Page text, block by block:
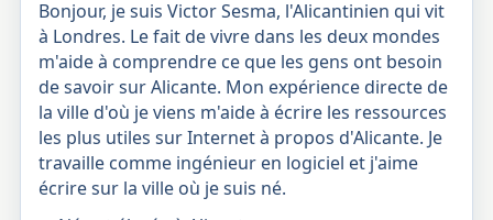
Bonjour, je suis Victor Sesma, l'Alicantinien qui vit
à Londres. Le fait de vivre dans les deux mondes
m'aide à comprendre ce que les gens ont besoin
de savoir sur Alicante. Mon expérience directe de
la ville d'où je viens m'aide à écrire les ressources
les plus utiles sur Internet à propos d'Alicante. Je
travaille comme ingénieur en logiciel et j'aime
écrire sur la ville où je suis né.